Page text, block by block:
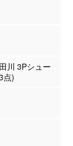
川 3Pシュー
点)